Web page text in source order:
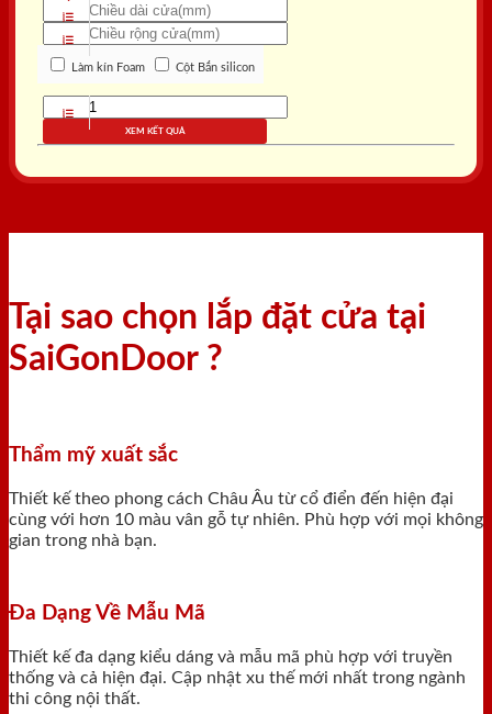
Làm kín Foam Cột Bắn silicon
XEM KẾT QUẢ
Tại sao chọn lắp đặt cửa tại
SaiGonDoor ?
Thẩm mỹ xuất sắc
Thiết kế theo phong cách Châu Âu từ cổ điển đến hiện đại
cùng với hơn 10 màu vân gỗ tự nhiên. Phù hợp với mọi không
gian trong nhà bạn.
Đa Dạng Về Mẫu Mã
Thiết kế đa dạng kiểu dáng và mẫu mã phù hợp với truyền
thống và cả hiện đại. Cập nhật xu thế mới nhất trong ngành
thi công nội thất.